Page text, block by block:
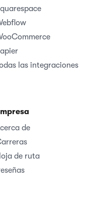
las integraciones
de
de ruta